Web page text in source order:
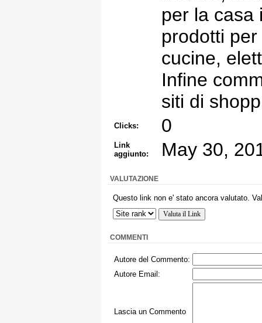
per la casa
prodotti
cucine,
Infine
siti di
Clicks: 0
Link
aggiunto:
May 30,
VALUTAZIONE
Questo link non e' stato ancora valutato.
COMMENTI
Autore del Commento:
Autore Email:
Lascia un Commento